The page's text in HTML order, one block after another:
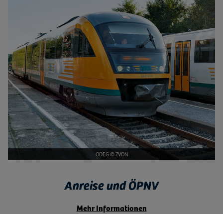
ODEG © ZVON
Anreise und ÖPNV
Mehr Informationen